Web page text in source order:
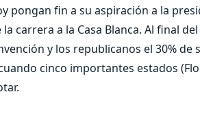
pongan fin a su aspiración a la
carrera a la Casa Blanca. Al final
y los republicanos el 30% de
cinco importantes estados